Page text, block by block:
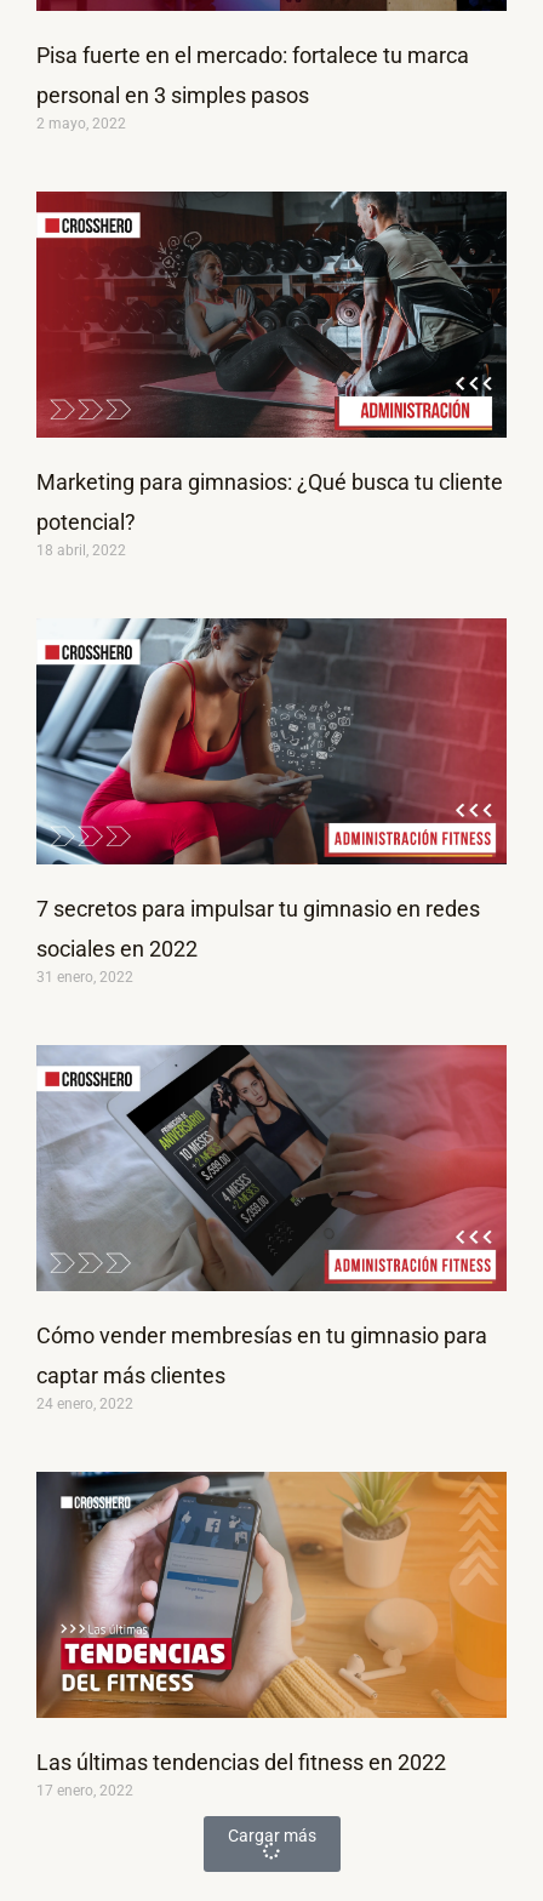
Pisa fuerte en el mercado: fortalece tu marca
personal en 3 simples pasos
2 mayo, 2022
Marketing para gimnasios: ¿Qué busca tu cliente
potencial?
18 abril, 2022
7 secretos para impulsar tu gimnasio en redes
sociales en 2022
31 enero, 2022
Cómo vender membresías en tu gimnasio para
captar más clientes
24 enero, 2022
Las últimas tendencias del fitness en 2022
17 enero, 2022
Cargar más